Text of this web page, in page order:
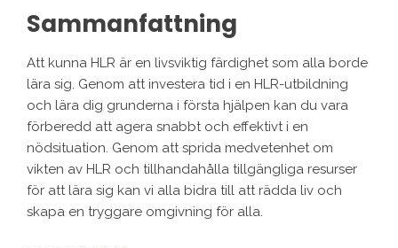
Sammanfattning
Att kunna HLR är en livsviktig färdighet som alla borde
lära sig. Genom att investera tid i en HLR-utbildning
och lära dig grunderna i första hjälpen kan du vara
förberedd att agera snabbt och effektivt i en
nödsituation. Genom att sprida medvetenhet om
vikten av HLR och tillhandahålla tillgängliga resurser
för att lära sig kan vi alla bidra till att rädda liv och
skapa en tryggare omgivning för alla.